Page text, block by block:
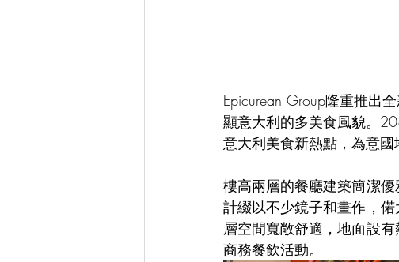
Epicurean Group隆重推出
顯意大利的多美食風貌。
意大利美食新熱點，為意國
樓高兩層的餐廳建築簡潔
計綴以不少鏡子和畫作，
層空間寬敞舒適，地面設
商務餐飲活動。